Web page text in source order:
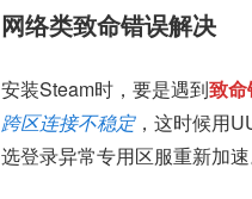
网络类致命错误解决
安装Steam时，要是遇到致
跨区连接不稳定，这时候用
选登录异常专用区服重新加速